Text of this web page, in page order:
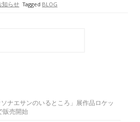
知らせ Tagged BLOG
ナエサンのいるところ」展作品ロケッ
販売開始